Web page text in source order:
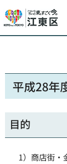
平成28年
目的
1）商店街・